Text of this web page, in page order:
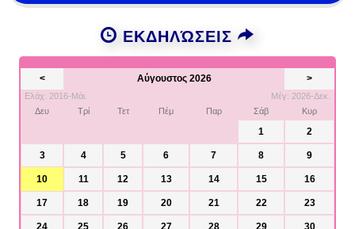
ΕΚΔΗΛΏΣΕΙΣ
< Αύγουστος 2026 >
Ελάχ: 2016-Μάι.
Μέγ: 2026-Δεκ.
Δευ
Τρί Τετ Πέμ Παρ Σάβ Κυρ
1 2
3 4 5 6 7 8 9
10 11 12 13 14 15 16
17 18 19 20 21 22 23